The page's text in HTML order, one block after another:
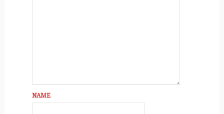
NAME